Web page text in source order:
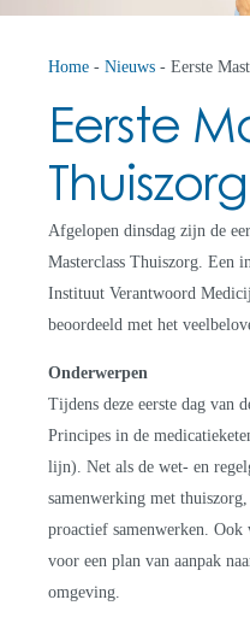
Home -Nieuws -Eerste
Eerste
Afgelopen dinsdag zijn de
Masterclass Thuiszorg. Een
Instituut Verantwoord
beoordeeld met het
Onderwerpen
Tijdens deze eerste dag van
Principes in de
lijn). Net als de wet- en
samenwerking met
proactief samenwerken. Ook
voor een plan van aanpak
omgeving.